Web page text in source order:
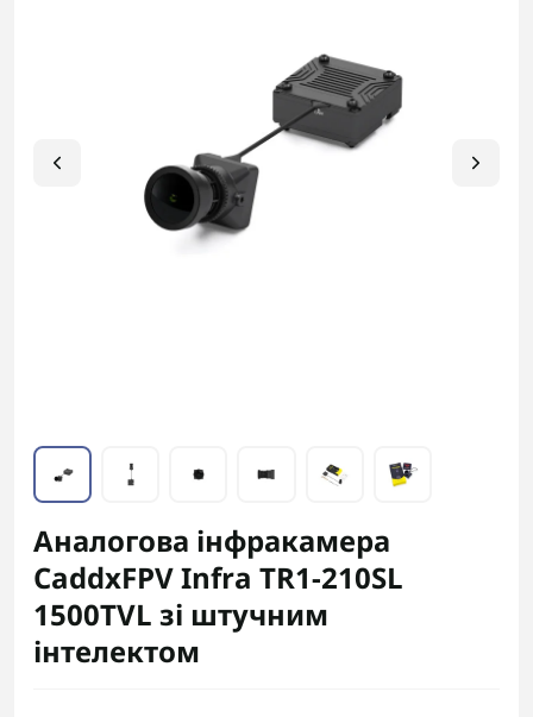
Аналогова інфракамера
CaddxFPV Infra TR1-210SL
1500TVL зі штучним
інтелектом